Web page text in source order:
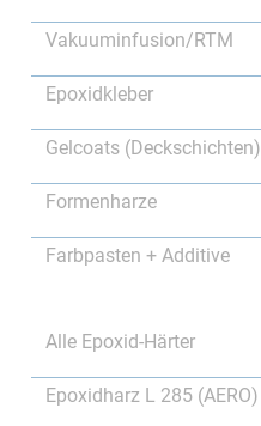
Vakuuminfusion/RTM
Epoxidkleber
Gelcoats (Deckschichten)
Formenharze
Farbpasten + Additive
Alle Epoxid-Härter
Epoxidharz L 285 (AERO)